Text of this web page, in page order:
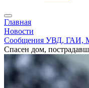
Главная
Новости
Сообщения УВД, ГАИ,
Спасен дом,